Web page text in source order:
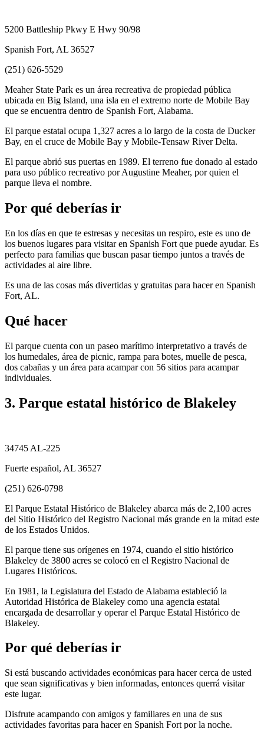
5200 Battleship Pkwy E Hwy 90/98
Spanish Fort, AL 36527
(251) 626-5529
Meaher State Park es un área recreativa de propiedad pública
ubicada en Big Island, una isla en el extremo norte de Mobile Bay
que se encuentra dentro de Spanish Fort, Alabama.
El parque estatal ocupa 1,327 acres a lo largo de la costa de Ducker
Bay, en el cruce de Mobile Bay y Mobile-Tensaw River Delta.
El parque abrió sus puertas en 1989. El terreno fue donado al estado
para uso público recreativo por Augustine Meaher, por quien el
parque lleva el nombre.
Por qué deberías ir
En los días en que te estresas y necesitas un respiro, este es uno de
los buenos lugares para visitar en Spanish Fort que puede ayudar. Es
perfecto para familias que buscan pasar tiempo juntos a través de
actividades al aire libre.
Es una de las cosas más divertidas y gratuitas para hacer en Spanish
Fort, AL.
Qué hacer
El parque cuenta con un paseo marítimo interpretativo a través de
los humedales, área de picnic, rampa para botes, muelle de pesca,
dos cabañas y un área para acampar con 56 sitios para acampar
individuales.
3. Parque estatal histórico de Blakeley
34745 AL-225
Fuerte español, AL 36527
(251) 626-0798
El Parque Estatal Histórico de Blakeley abarca más de 2,100 acres
del Sitio Histórico del Registro Nacional más grande en la mitad este
de los Estados Unidos.
El parque tiene sus orígenes en 1974, cuando el sitio histórico
Blakeley de 3800 acres se colocó en el Registro Nacional de
Lugares Históricos.
En 1981, la Legislatura del Estado de Alabama estableció la
Autoridad Histórica de Blakeley como una agencia estatal
encargada de desarrollar y operar el Parque Estatal Histórico de
Blakeley.
Por qué deberías ir
Si está buscando actividades económicas para hacer cerca de usted
que sean significativas y bien informadas, entonces querrá visitar
este lugar.
Disfrute acampando con amigos y familiares en una de sus
actividades favoritas para hacer en Spanish Fort por la noche.